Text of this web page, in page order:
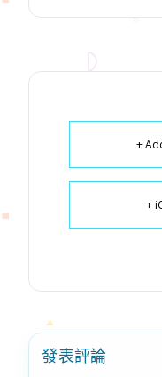
+
+
發表評論